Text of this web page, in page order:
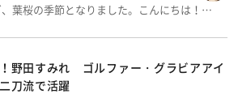
葉桜の季節となりました。こんにちは！…
野田すみれ ゴルファー・グラビアアイ
刀流で活躍